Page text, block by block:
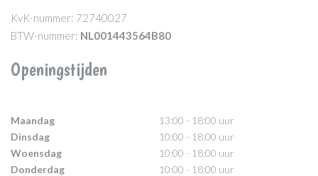
KvK-nummer: 72740027
BTW-nummer: NL001443564B80
Openingstijden
Maandag
13:00 - 18:00 uur
Dinsdag
10:00 - 18:00 uur
Woensdag
10:00 - 18:00 uur
Donderdag
10:00 - 18:00 uur